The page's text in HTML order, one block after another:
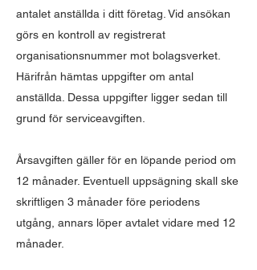
antalet anställda i ditt företag. Vid ansökan
görs en kontroll av registrerat
organisationsnummer mot bolagsverket.
Härifrån hämtas uppgifter om antal
anställda. Dessa uppgifter ligger sedan till
grund för serviceavgiften.
Årsavgiften gäller för en löpande period om
12 månader. Eventuell uppsägning skall ske
skriftligen 3 månader före periodens
utgång, annars löper avtalet vidare med 12
månader.